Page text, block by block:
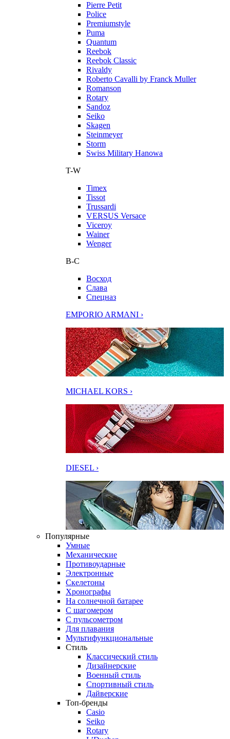
Pierre Petit
Police
Premiumstyle
Puma
Quantum
Reebok
Reebok Classic
Rivaldy
Roberto Cavalli by Franck Muller
Romanson
Rotary
Sandoz
Seiko
Skagen
Steinmeyer
Storm
Swiss Military Hanowa
T-W
Timex
Tissot
Trussardi
VERSUS Versace
Viceroy
Wainer
Wenger
В-С
Восход
Слава
Спецназ
EMPORIO ARMANI ›
MICHAEL KORS ›
DIESEL ›
Популярные
Умные
Механические
Противоударные
Электронные
Скелетоны
Хронографы
На солнечной батарее
С шагомером
С пульсометром
Для плавания
Мультифункциональные
Стиль
Классический стиль
Дизайнерские
Военный стиль
Спортивный стиль
Дайверские
Топ-бренды
Casio
Seiko
Rotary